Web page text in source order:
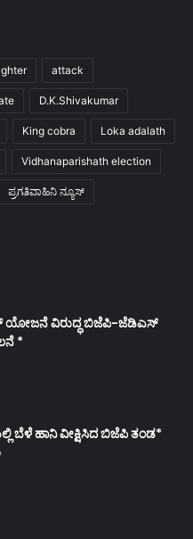
attack
D.K.Shivakumar
King cobra Loka adalath
Vidhanaparishath election
ಪ್ರಗತಿವಾಹಿನಿ ನ್ಯೂಸ್
ವಿರುದ್ಧ ಬಿಜೆಪಿ-ಜೆಡಿಎಸ್
*
ಬೆಳೆ ಹಾನಿ ವೀಕ್ಷಿಸಿದ ಬಿಜೆಪಿ ತಂಡ*